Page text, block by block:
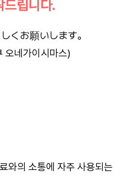
드립니다.
くお願いします。
오네가이시마스)
와의 소통에 자주 사용되는